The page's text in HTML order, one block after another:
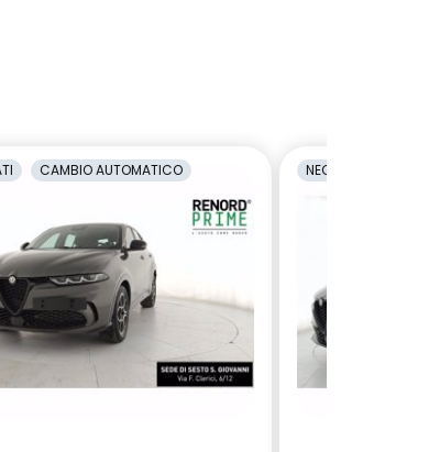
CAMBIO AUTOMATICO NEOPATENTATI